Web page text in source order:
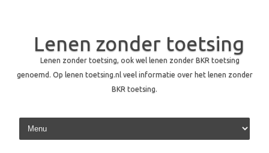
Lenen zonder toetsing
Lenen zonder toetsing, ook wel lenen zonder BKR toetsing
genoemd. Op lenen toetsing.nl veel informatie over het lenen zonder
BKR toetsing.
Skip to content